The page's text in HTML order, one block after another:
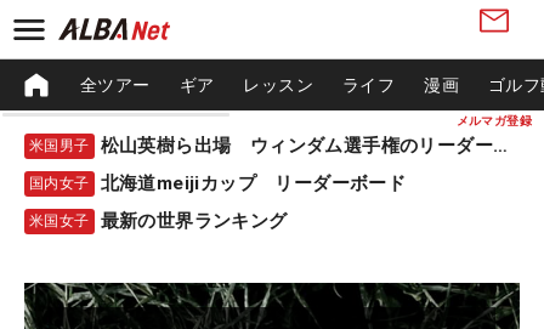
メルマガ登録
全ツアー ギア レッスン ライフ 漫画 ゴル
米国男子 松山英樹ら出場 ウィンダム選手権のリーダーボード
国内女子 北海道meijiカップ リーダーボード
米国女子 最新の世界ランキング